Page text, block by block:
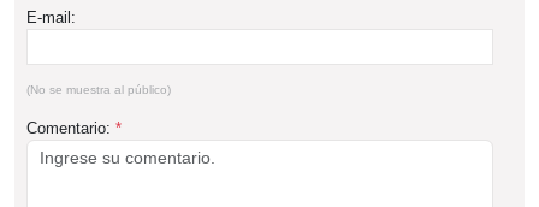
E-mail:
(No se muestra al público)
Comentario: *